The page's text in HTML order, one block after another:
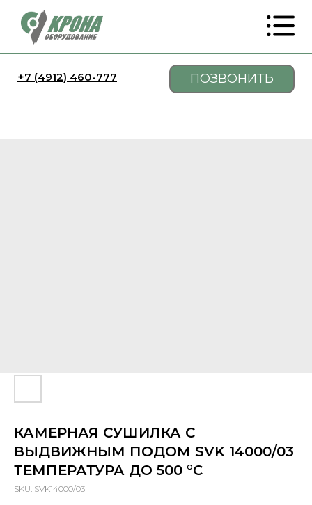
+7 (4912) 460-777 ПОЗВОНИТЬ
КАМЕРНАЯ СУШИЛКА С
ВЫДВИЖНЫМ ПОДОМ SVK 14000/03
ТЕМПЕРАТУРА ДО 500 °C
SKU: SVK14000/03